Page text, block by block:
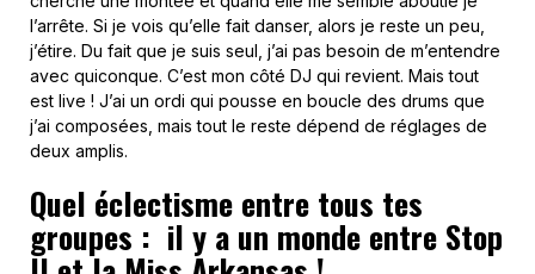
l’arrête. Si je vois qu’elle fait danser, alors je reste un peu,
j’étire. Du fait que je suis seul, j’ai pas besoin de m’entendre
avec quiconque. C’est mon côté DJ qui revient. Mais tout
est live ! J’ai un ordi qui pousse en boucle des drums que
j’ai composées, mais tout le reste dépend de réglages de
deux amplis.
Quel éclectisme entre tous tes
groupes : il y a un monde entre Stop